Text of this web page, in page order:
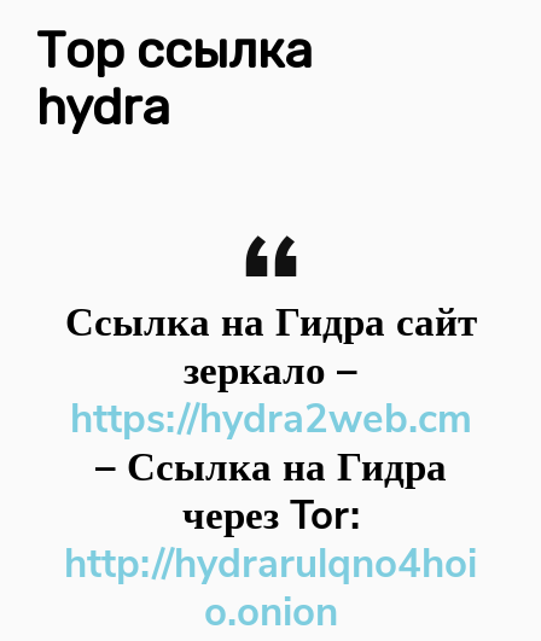
Тор ссылка
hydra
Ссылка на Гидра сайт
зеркало –
https://hydra2web.cm
– Ссылка на Гидра
через Tor:
http://hydrarulqno4hoi
o.onion